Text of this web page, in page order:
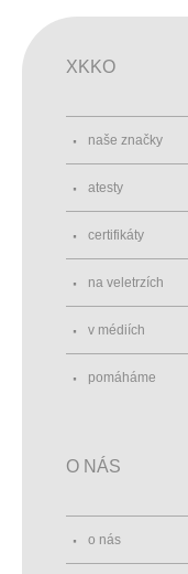
XKKO
naše značky
atesty
certifikáty
na veletrzích
v médiích
pomáháme
O NÁS
o nás